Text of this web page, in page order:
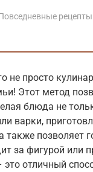
рецепты
не просто
Этот метод
блюда не
варки,
позволяет
за фигурой или
отличный